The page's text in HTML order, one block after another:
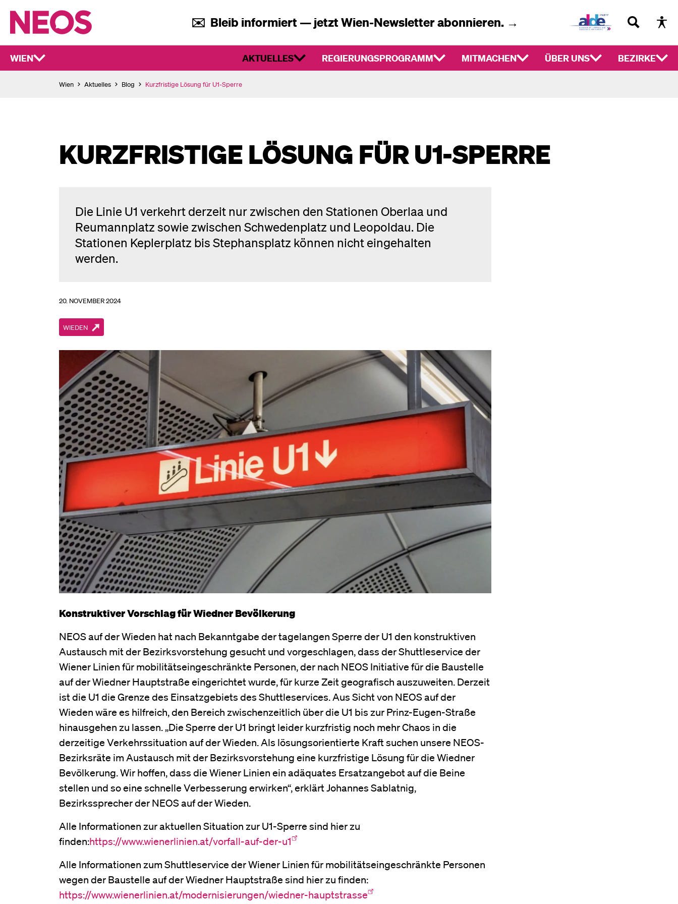
✉️ Bleib informiert — jetzt Wien-Newsletter abonnieren. →
WIEN AKTUELLES REGIERUNGSPROGRAMM MITMACHEN ÜBER UNS BEZIRKE
Wien Aktuelles Blog Kurzfristige Lösung für U1-Sperre
KURZFRISTIGE LÖSUNG FÜR U1-SPERRE
Die Linie U1 verkehrt derzeit nur zwischen den Stationen Oberlaa und
Reumannplatz sowie zwischen Schwedenplatz und Leopoldau. Die
Stationen Keplerplatz bis Stephansplatz können nicht eingehalten
werden.
20. NOVEMBER 2024
WIEDEN
Konstruktiver Vorschlag für Wiedner Bevölkerung
NEOS auf der Wieden hat nach Bekanntgabe der tagelangen Sperre der U1 den konstruktiven
Austausch mit der Bezirksvorstehung gesucht und vorgeschlagen, dass der Shuttleservice der
Wiener Linien für mobilitätseingeschränkte Personen, der nach NEOS Initiative für die Baustelle
auf der Wiedner Hauptstraße eingerichtet wurde, für kurze Zeit geografisch auszuweiten. Derzeit
ist die U1 die Grenze des Einsatzgebiets des Shuttleservices. Aus Sicht von NEOS auf der
Wieden wäre es hilfreich, den Bereich zwischenzeitlich über die U1 bis zur Prinz-Eugen-Straße
hinausgehen zu lassen. „Die Sperre der U1 bringt leider kurzfristig noch mehr Chaos in die
derzeitige Verkehrssituation auf der Wieden. Als lösungsorientierte Kraft suchen unsere NEOS-
Bezirksräte im Austausch mit der Bezirksvorstehung eine kurzfristige Lösung für die Wiedner
Bevölkerung. Wir hoffen, dass die Wiener Linien ein adäquates Ersatzangebot auf die Beine
stellen und so eine schnelle Verbesserung erwirken“, erklärt Johannes Sablatnig,
Bezirkssprecher der NEOS auf der Wieden.
Alle Informationen zur aktuellen Situation zur U1-Sperre sind hier zu
finden:https://www.wienerlinien.at/vorfall-auf-der-u1
Alle Informationen zum Shuttleservice der Wiener Linien für mobilitätseingeschränkte Personen
wegen der Baustelle auf der Wiedner Hauptstraße sind hier zu finden:
https://www.wienerlinien.at/modernisierungen/wiedner-hauptstrasse